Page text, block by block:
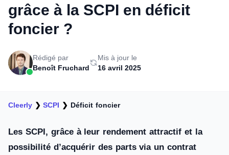
grâce à la SCPI en déficit
foncier ?
Rédigé par
Benoît Fruchard
Mis à jour le
16 avril 2025
Cleerly ❯SCPI ❯ Déficit foncier
Les SCPI, grâce à leur rendement attractif et la
possibilité d’acquérir des parts via un contrat